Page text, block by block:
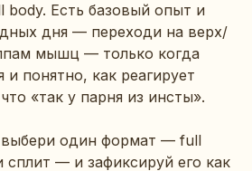
Есть базовый опыт и
дня — переходи на верх/
мышц — только когда
и понятно, как реагирует
«так у парня из инсты».
выбери один формат — full
сплит — и зафиксируй его как